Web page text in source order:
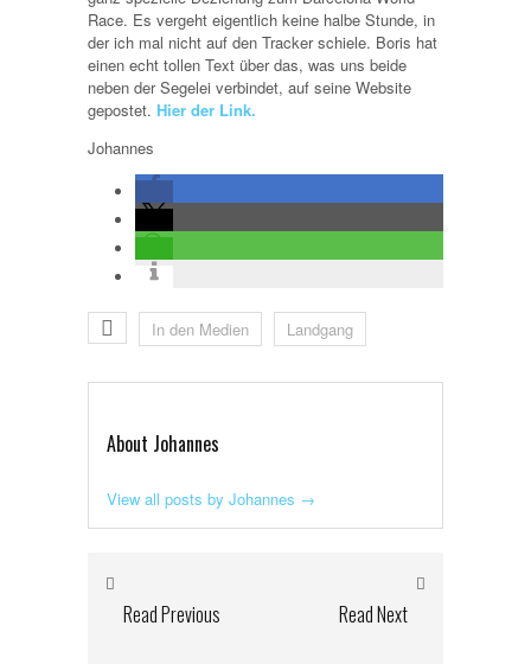
Race. Es vergeht eigentlich keine halbe Stunde, in
der ich mal nicht auf den Tracker schiele. Boris hat
einen echt tollen Text über das, was uns beide
neben der Segelei verbindet, auf seine Website
gepostet. Hier der Link.
Johannes
In den Medien Landgang
About Johannes
View all posts by Johannes →
Read Previous Read Next